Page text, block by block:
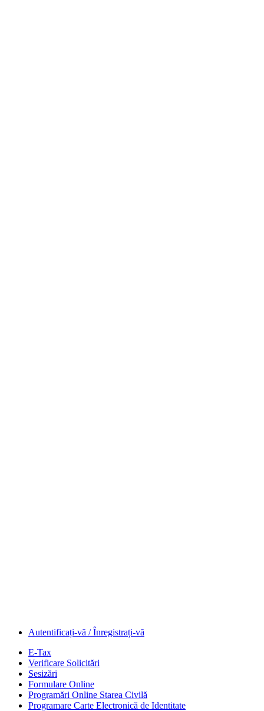
Autentificați-vă / Înregistrați-vă
E-Tax
Verificare Solicitări
Sesizări
Formulare Online
Programări Online Starea Civilă
Programare Carte Electronică de Identitate